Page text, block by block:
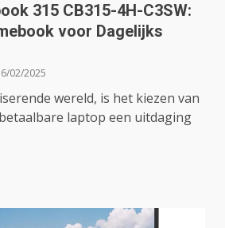
315 CB315-4H-C3SW:
voor Dagelijks
02/2025
wereld, is het kiezen van
laptop een uitdaging